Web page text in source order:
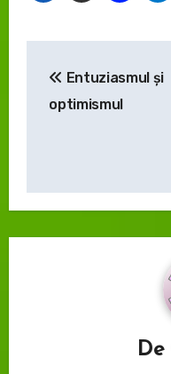
Entuziasmul şi
optimismul
De